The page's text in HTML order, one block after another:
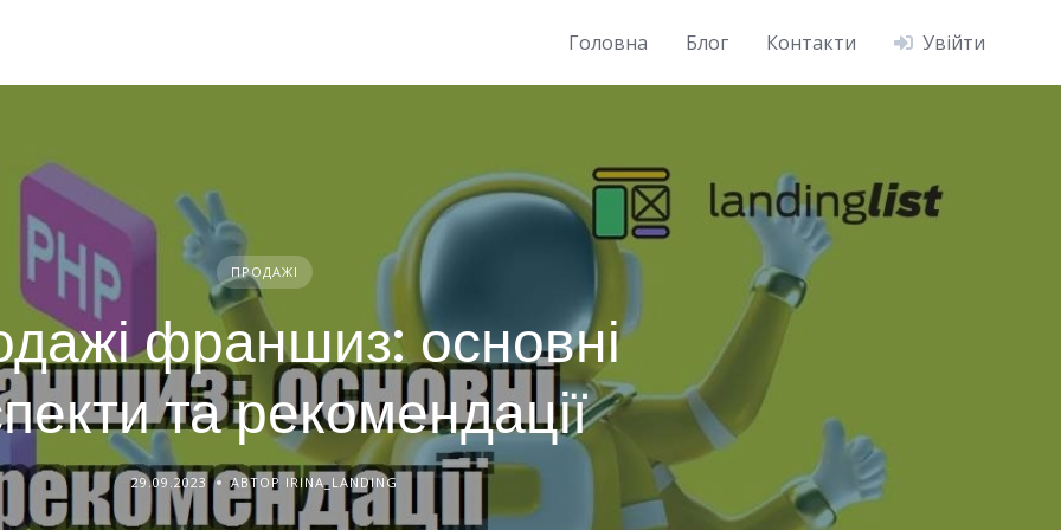
Головна Блог Контакти Увійти
ПРОДАЖІ
франшиз: основні
та рекомендації
29.09.2023 АВТОР IRINA_LANDING